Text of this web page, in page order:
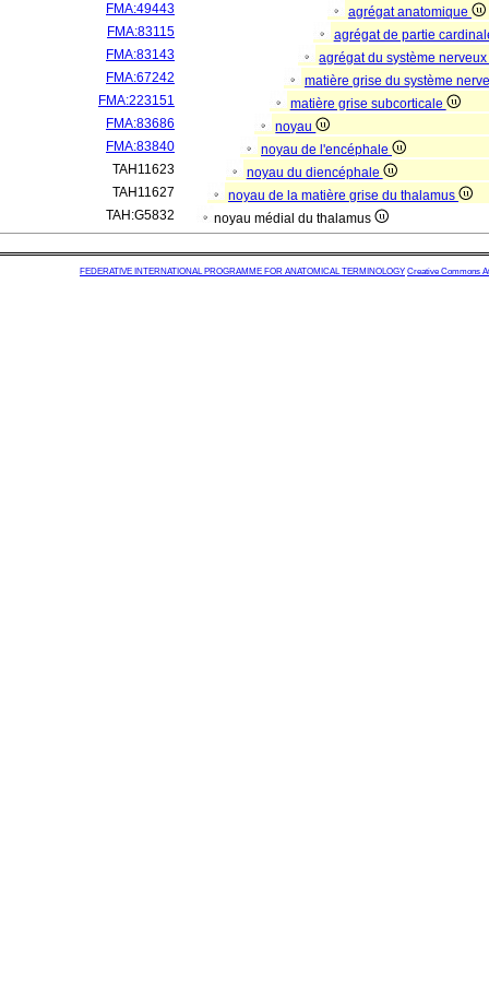
FMA:49443
agrégat anatomique
FMA:83115
agrégat de partie
FMA:83143
agrégat du système
FMA:67242
matière grise du système
FMA:223151
matière grise subcorticale
FMA:83686
noyau
FMA:83840
noyau de l'encéphale
TAH11623
noyau du diencéphale
TAH11627
noyau de la matière grise du thalamus
TAH:G5832
noyau médial du thalamus
FEDERATIVE INTERNATIONAL PROGRAMME FOR ANATOMICAL TERMINOLOGY Creative Commons